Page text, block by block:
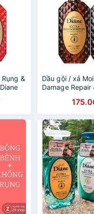
&
1
Dầu gội / xả
Damage